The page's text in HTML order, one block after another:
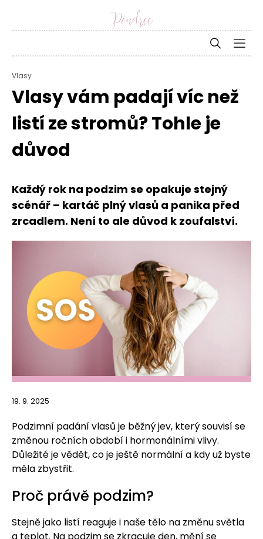
Vlasy
Vlasy vám padají víc než
listí ze stromů? Tohle je
důvod
Každý rok na podzim se opakuje stejný
scénář – kartáč plný vlasů a panika před
zrcadlem. Není to ale důvod k zoufalství.
19. 9. 2025
Podzimní padání vlasů je běžný jev, který souvisí se
změnou ročních období i hormonálními vlivy.
Důležité je vědět, co je ještě normální a kdy už byste
měla zbystřit.
Proč právě podzim?
Stejně jako listí reaguje i naše tělo na změnu světla
a teplot. Na podzim se zkracuje den, mění se